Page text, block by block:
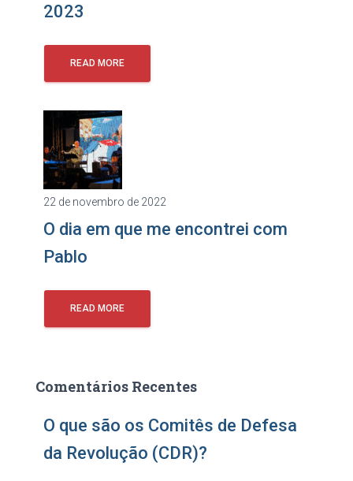
2023
READ MORE
22 de novembro de 2022
O dia em que me encontrei com
Pablo
READ MORE
Comentários Recentes
O que são os Comitês de Defesa
da Revolução (CDR)?